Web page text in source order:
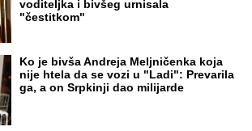
trudne Srpkinje i Albanca
Popljuvali ih samo
srpsko izdala"